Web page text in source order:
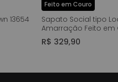
13654
Feito em Couro
Sapato Social tipo
Amarração Feito em
Napa Soft Solado
Masculino Milano
R$ 329,90